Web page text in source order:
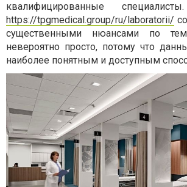
квалифицированные
https://tpgmedical.group/ru/laboratorii/
существенными нюансами по
невероятно просто, потому что
наиболее понятным и доступным